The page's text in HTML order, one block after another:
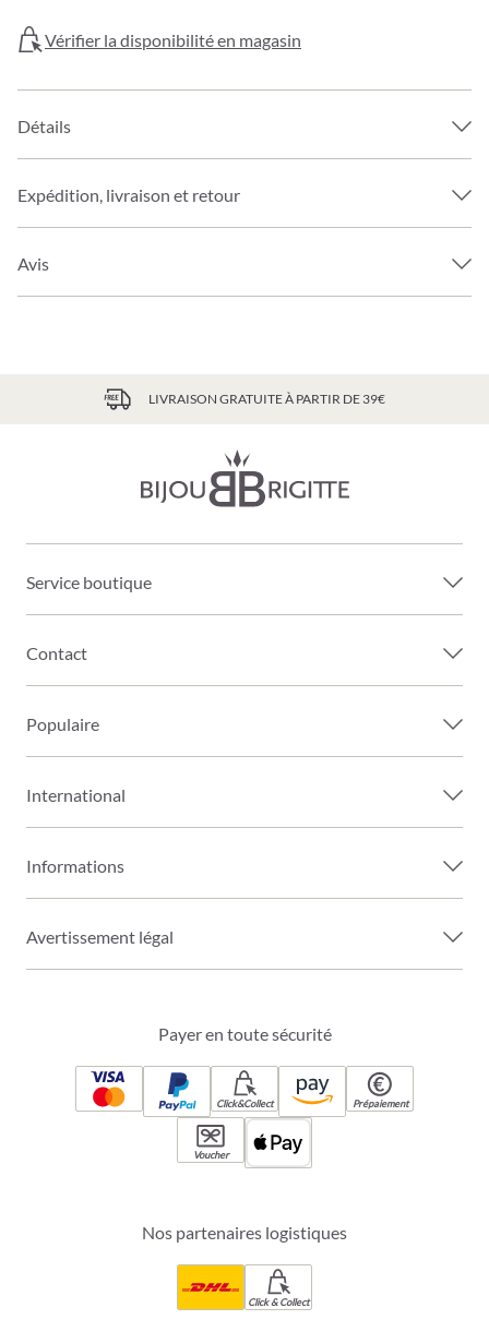
Vérifier la disponibilité en magasin
Détails
Expédition, livraison et retour
Avis
LIVRAISON GRATUITE À PARTIR DE 39€
Service boutique
Contact
Populaire
International
Informations
Avertissement légal
Payer en toute sécurité
Click&Collect Prépaiement
Voucher
Nos partenaires logistiques
Click & Collect